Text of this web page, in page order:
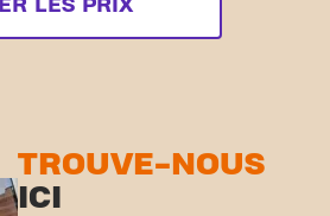
LES PRIX
TROUVE-NOUS
ICI